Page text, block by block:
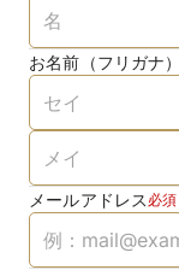
お名前（フリガナ）
メールアドレス 必須